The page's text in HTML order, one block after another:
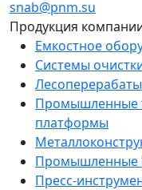
snab@pnm.su
Продукция
Емкостное
Системы
Промышленные
платформы
Промышленные
Пресс-